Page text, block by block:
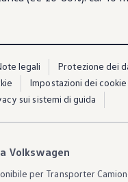
legali
Protezione dei
Impostazioni dei cookie
sui sistemi di guida
Volkswagen
per Transporter